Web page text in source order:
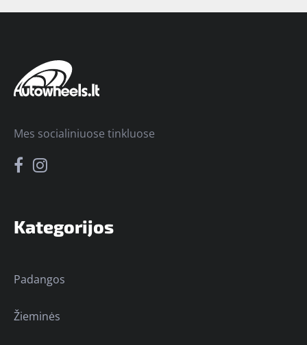
Kategorijos
Padangos
Žieminės
Mes socialiniuose tinkluose